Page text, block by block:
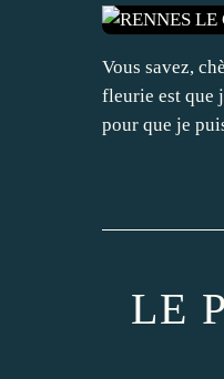
Vous savez,
fleurie est que
pour que je
LE